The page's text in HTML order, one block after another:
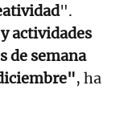
".
actividades
de semana
, ha